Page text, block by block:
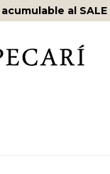
acumulable al SALE